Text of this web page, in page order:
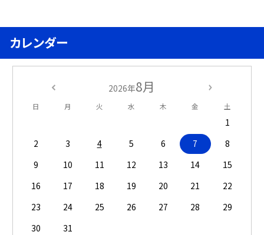
カレンダー
2026年8月
日 月 火 水 木 金 土
1
2
3 4 5 6 7
8
9
10 11 12 13 14
15
16
17 18 19 20 21
22
23
24 25 26 27 28
29
30
31